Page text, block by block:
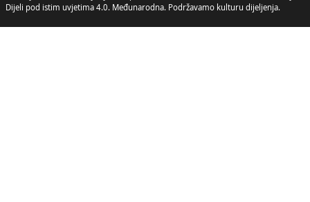
Dijeli pod istim uvjetima 4.0. Međunarodna. Podržavamo kulturu dijeljenja.